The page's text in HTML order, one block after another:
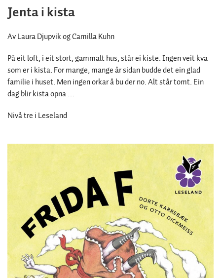
Jenta i kista
Av Laura Djupvik og Camilla Kuhn
På eit loft, i eit stort, gammalt hus, står ei kiste. Ingen veit kva
som er i kista. For mange, mange år sidan budde det ein glad
familie i huset. Men ingen orkar å bu der no. Alt står tomt. Ein
dag blir kista opna …
Nivå tre i Leseland